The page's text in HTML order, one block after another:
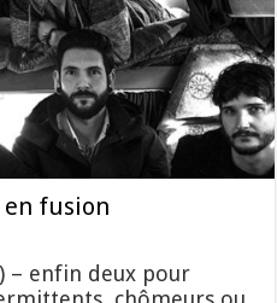
en fusion
– enfin deux pour